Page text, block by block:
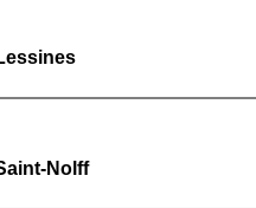
Nolff